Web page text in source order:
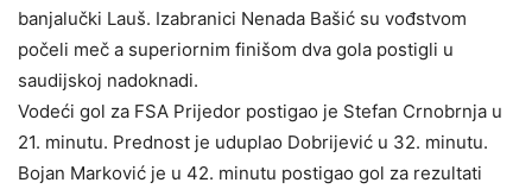
banjalučki Lauš. Izabranici Nenada Bašić su vođstvom
počeli meč a superiornim finišom dva gola postigli u
saudijskoj nadoknadi.
Vodeći gol za FSA Prijedor postigao je Stefan Crnobrnja u
21. minutu. Prednost je uduplao Dobrijević u 32. minutu.
Bojan Marković je u 42. minutu postigao gol za rezultati